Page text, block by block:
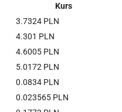
Kurs
3.7324 PLN
4.301 PLN
4.6005 PLN
5.0172 PLN
0.0834 PLN
0.023565 PLN